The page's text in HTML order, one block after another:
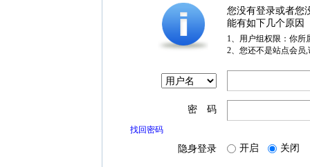
您没有登录或者您
能有如下几个原因
1、用户组权限：你所
2、您还不是站点会员
密 码
找回密码
隐身登录 开启 关闭